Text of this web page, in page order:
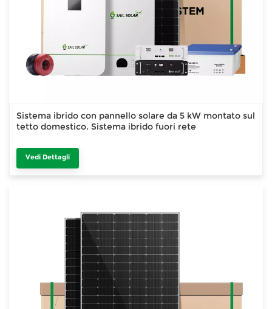
Sistema ibrido con pannello solare da 5 kW montato sul
tetto domestico. Sistema ibrido fuori rete
Vedi Dettagli